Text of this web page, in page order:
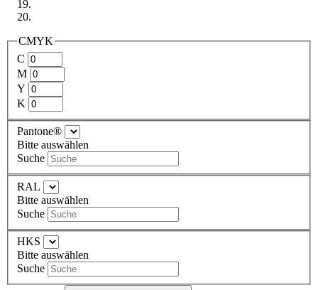
CMYK
C
M
Y
K
Pantone®
Bitte auswählen
Suche
RAL
Bitte auswählen
Suche
HKS
Bitte auswählen
Suche